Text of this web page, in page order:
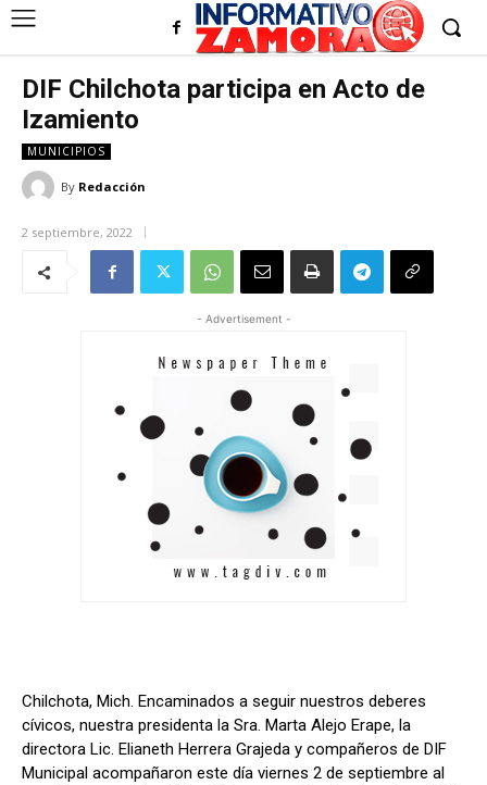
DIF Chilchota participa en Acto de
Izamiento
MUNICIPIOS
By Redacción
2 septiembre, 2022
- Advertisement -
Chilchota, Mich. Encaminados a seguir nuestros deberes
cívicos, nuestra presidenta la Sra. Marta Alejo Erape, la
directora Lic. Elianeth Herrera Grajeda y compañeros de DIF
Municipal acompañaron este día viernes 2 de septiembre al